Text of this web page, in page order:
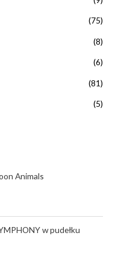
(75)
(8)
(6)
(81)
(5)
Animals
w pudełku